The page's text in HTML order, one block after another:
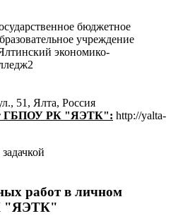
бюджетное
учреждение
экономико-
51, Ялта, Россия
ГБПОУ РК "ЯЭТК": http://yalta-
работ в личном
"ЯЭТК"